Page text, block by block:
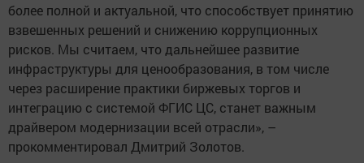
более полной и актуальной, что способствует принятию
взвешенных решений и снижению коррупционных
рисков. Мы считаем, что дальнейшее развитие
инфраструктуры для ценообразования, в том числе
через расширение практики биржевых торгов и
интеграцию с системой ФГИС ЦС, станет важным
драйвером модернизации всей отрасли», –
прокомментировал Дмитрий Золотов.